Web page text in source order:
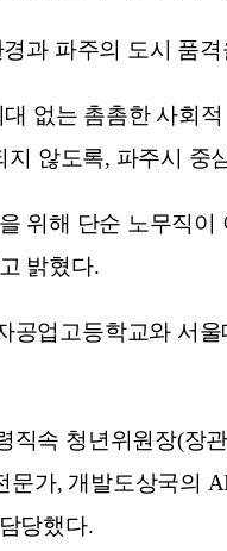
과 파주의 도시 품
없는 촘촘한 사회
않도록, 파주시
위해 단순 노무직
밝혔다.
공업고등학교와 서
직속 청년위원장(장
문가, 개발도상국의
당했다.